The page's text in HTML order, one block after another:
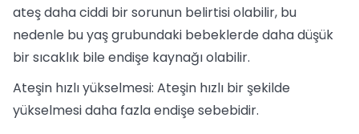
ateş daha ciddi bir sorunun belirtisi olabilir, bu
nedenle bu yaş grubundaki bebeklerde daha düşük
bir sıcaklık bile endişe kaynağı olabilir.
Ateşin hızlı yükselmesi: Ateşin hızlı bir şekilde
yükselmesi daha fazla endişe sebebidir.